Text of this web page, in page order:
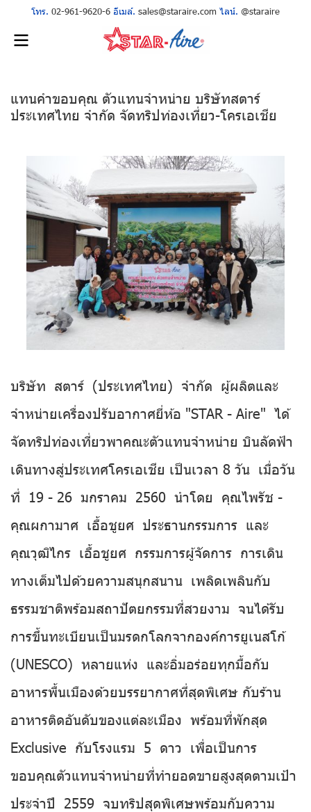
โทร. 02-961-9620-6 อีเมล์. sales@staraire.com ไลน์. @staraire
แทนคำขอบคุณ ตัวแทนจำหน่าย บริษัทสตาร์
ประเทศไทย จำกัด จัดทริปท่องเที่ยว-โครเอเชีย
บริษัท สตาร์ (ประเทศไทย) จำกัด ผู้ผลิตและ
จำหน่ายเครื่องปรับอากาศยี่ห้อ "STAR - Aire" ได้
จัดทริปท่องเที่ยวพาคณะตัวแทนจำหน่าย บินลัดฟ้า
เดินทางสู่ประเทศโครเอเชีย เป็นเวลา 8 วัน เมื่อวัน
ที่ 19 - 26 มกราคม 2560 นำโดย คุณไพรัช -
คุณผกามาศ เอื้อชูยศ ประธานกรรมการ และ
คุณวุฒิไกร เอื้อชูยศ กรรมการผู้จัดการ การเดิน
ทางเต็มไปด้วยความสนุกสนาน เพลิดเพลินกับ
ธรรมชาติพร้อมสถาปัตยกรรมที่สวยงาม จนได้รับ
การขึ้นทะเบียนเป็นมรดกโลกจากองค์การยูเนสโก้
(UNESCO) หลายแห่ง และอิ่มอร่อยทุกมื้อกับ
อาหารพื้นเมืองด้วยบรรยากาศที่สุดพิเศษ กับร้าน
อาหารติดอันดับของแต่ละเมือง พร้อมที่พักสุด
Exclusive กับโรงแรม 5 ดาว เพื่อเป็นการ
ขอบคุณตัวแทนจำหน่ายที่ทำยอดขายสูงสุดตามเป้า
ประจำปี 2559 จบทริปสุดพิเศษพร้อมกับความ